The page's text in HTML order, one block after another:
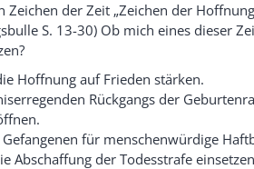
Zeichen der Zeit „Zeichen der
S. 13-30) Ob mich eines dieser
Hoffnung auf Frieden stärken.
Rückgangs der
für menschenwürdige
Abschaffung der Todesstrafe